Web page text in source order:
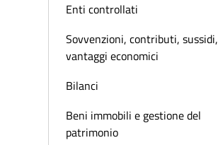
Enti controllati
Sovvenzioni, contributi, sussidi,
vantaggi economici
Bilanci
Beni immobili e gestione del
patrimonio